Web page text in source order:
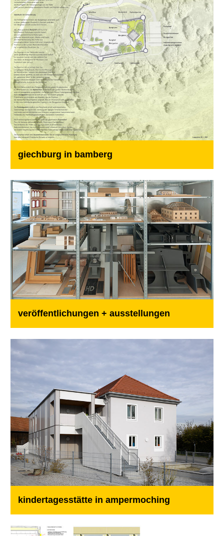
giechburg in bamberg
veröffentlichungen + ausstellungen
kindertagesstätte in ampermoching